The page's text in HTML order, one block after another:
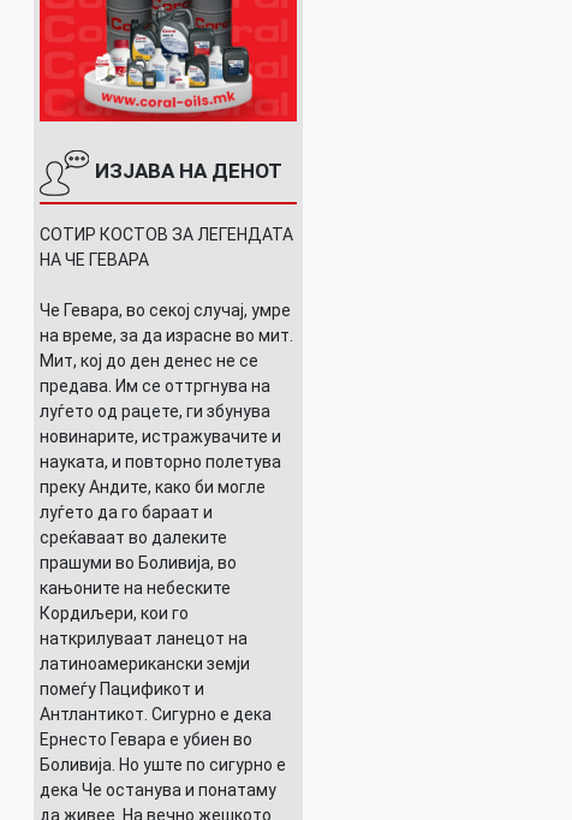
ИЗЈАВА НА ДЕНОТ
СОТИР КОСТОВ ЗА ЛЕГЕНДАТА
НА ЧЕ ГЕВАРА
Че Гевара, во секој случај, умре
на време, за да израсне во мит.
Мит, кој до ден денес не се
предава. Им се оттргнува на
луѓето од рацете, ги збунува
новинарите, истражувачите и
науката, и повторно полетува
преку Андите, како би могле
луѓето да го бараат и
среќаваат во далеките
прашуми во Боливија, во
кањоните на небеските
Кордиљери, кои го
наткрилуваат ланецот на
латиноамерикански земји
помеѓу Пацификот и
Антлантикот. Сигурно е дека
Ернесто Гевара е убиен во
Боливија. Но уште по сигурно е
дека Че останува и понатаму
да живее. На вечно жешкото